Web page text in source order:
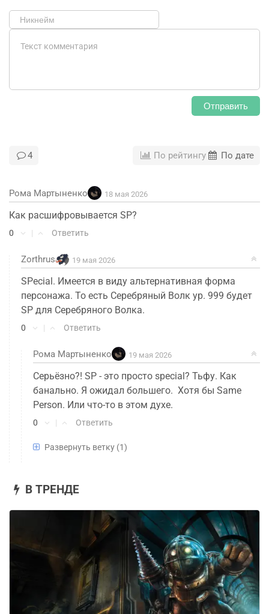
Отправить
4 По рейтингу По дате
Рома Мартыненко 18 мая 2026
Как расшифровывается SP?
0 | Ответить
Zorthrus 19 мая 2026
SPecial. Имеется в виду альтернативная форма
персонажа. То есть Серебряный Волк ур. 999 будет
SP для Серебряного Волка.
0 | Ответить
Рома Мартыненко 19 мая 2026
Серьёзно?! SP - это просто special? Тьфу. Как
банально. Я ожидал большего. Хотя бы Same
Person. Или что-то в этом духе.
0 | Ответить
Развернуть ветку(1)
Zorthrus 19 мая 2026
тоже показалось это немного странным.
В ТРЕНДЕ